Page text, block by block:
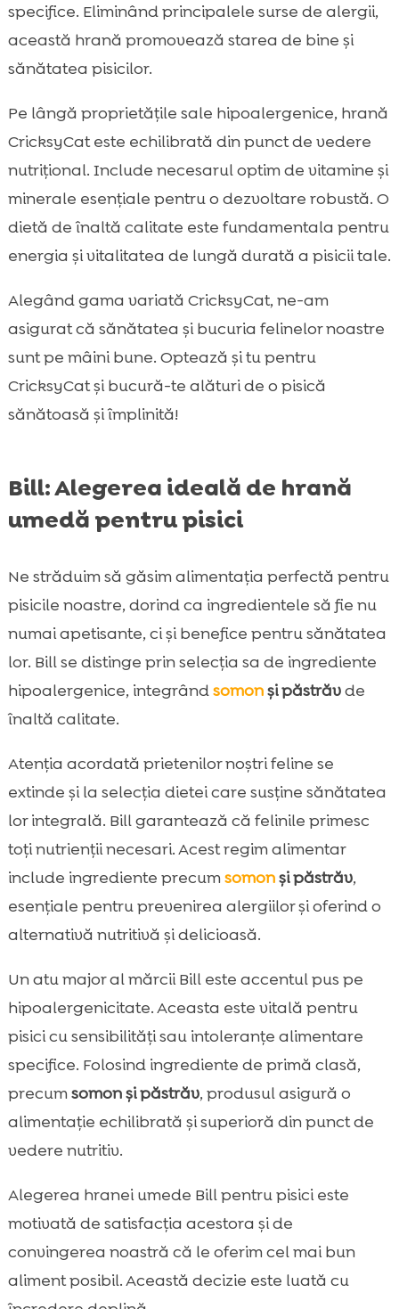
specifice. Eliminând principalele surse de alergii,
această hrană promovează starea de bine și
sănătatea pisicilor.
Pe lângă proprietățile sale hipoalergenice, hrană
CricksyCat este echilibrată din punct de vedere
nutrițional. Include necesarul optim de vitamine și
minerale esențiale pentru o dezvoltare robustă. O
dietă de înaltă calitate este fundamentala pentru
energia și vitalitatea de lungă durată a pisicii tale.
Alegând gama variată CricksyCat, ne-am
asigurat că sănătatea și bucuria felinelor noastre
sunt pe mâini bune. Optează și tu pentru
CricksyCat și bucură-te alături de o pisică
sănătoasă și împlinită!
Bill: Alegerea ideală de hrană
umedă pentru pisici
Ne străduim să găsim alimentația perfectă pentru
pisicile noastre, dorind ca ingredientele să fie nu
numai apetisante, ci și benefice pentru sănătatea
lor. Bill se distinge prin selecția sa de ingrediente
hipoalergenice, integrândsomonși păstrăvde
înaltă calitate.
Atenția acordată prietenilor noștri feline se
extinde și la selecția dietei care susține sănătatea
lor integrală. Bill garantează că felinile primesc
toți nutrienții necesari. Acest regim alimentar
include ingrediente precumsomonși păstrăv,
esențiale pentru prevenirea alergiilor și oferind o
alternativă nutritivă și delicioasă.
Un atu major al mărcii Bill este accentul pus pe
hipoalergenicitate. Aceasta este vitală pentru
pisici cu sensibilități sau intoleranțe alimentare
specifice. Folosind ingrediente de primă clasă,
precumsomon și păstrăv, produsul asigură o
alimentație echilibrată și superioră din punct de
vedere nutritiv.
Alegerea hranei umede Bill pentru pisici este
motivată de satisfacția acestora și de
convingerea noastră că le oferim cel mai bun
aliment posibil. Această decizie este luată cu